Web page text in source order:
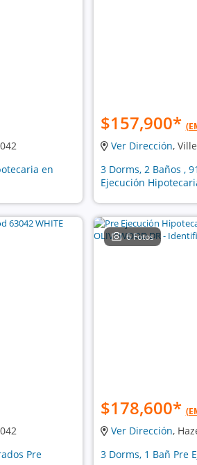
en
$157,900*
Ver Dirección,
3 Dorms, 2 Baños ,
Ejecución
Pre
6 Fotos
$178,600*
Ver Dirección,
3 Dorms, 1 Bañ Pre